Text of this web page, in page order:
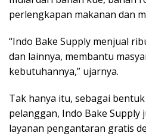
perlengkapan makanan dan
“Indo Bake Supply menjual
dan lainnya, membantu
kebutuhannya,” ujarnya.
Tak hanya itu, sebagai
pelanggan, Indo Bake Supply
layanan pengantaran gratis